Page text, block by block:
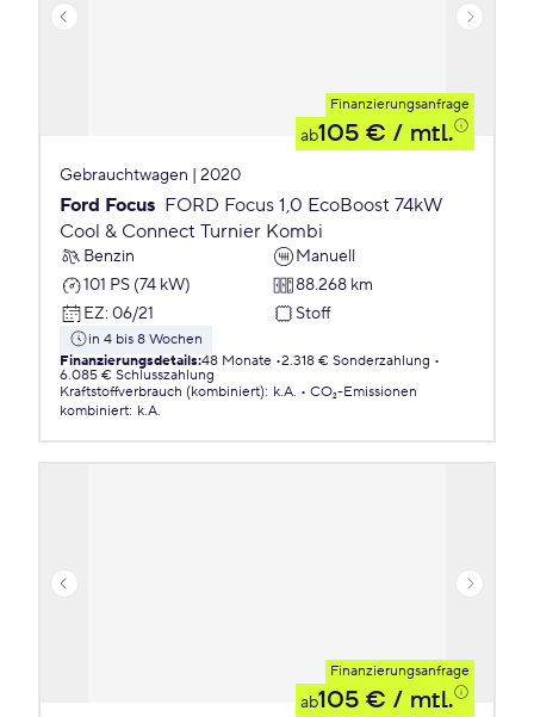
Finanzierungsanfrage
ab105 € / mtl.
Gebrauchtwagen | 2020
Ford Focus FORD Focus 1,0 EcoBoost 74kW
Cool & Connect Turnier Kombi
Benzin
Manuell
101 PS (74 kW)
88.268 km
EZ: 06/21 Stoff
in 4 bis 8 Wochen
Finanzierungsdetails:48 Monate 2.318 € Sonderzahlung
6.085 € Schlusszahlung
Kraftstoffverbrauch (kombiniert): k.A.
CO₂-Emissionen
kombiniert: k.A.
Finanzierungsanfrage
ab105 € / mtl.